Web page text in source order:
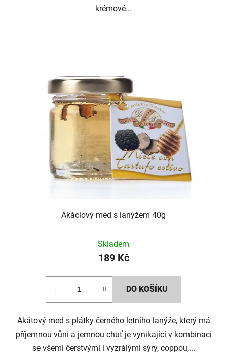
krémové...
Akáciový med s lanýžem 40g
Skladem
189 Kč
DO KOŠÍKU
Akátový med s plátky černého letního lanýže, který má
příjemnou vůni a jemnou chuť je vynikající v kombinaci
se všemi čerstvými i vyzrálými sýry, coppou,...